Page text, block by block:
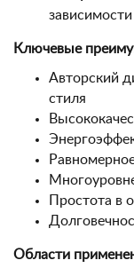
Ключевые
Авторский
стиля
Простота в
Области